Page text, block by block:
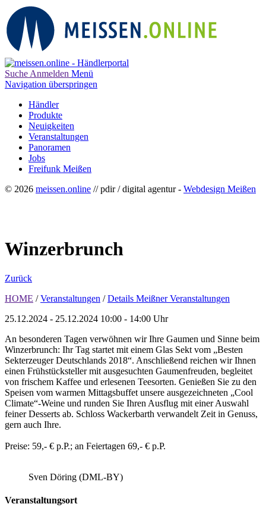
Suche Anmelden Menü
Navigation überspringen
Händler
Produkte
Neuigkeiten
Veranstaltungen
Panoramen
Jobs
Freifunk Meißen
© 2026 meissen.online // pdir / digital agentur - Webdesign Meißen
Winzerbrunch
Zurück
HOME / Veranstaltungen / Details Meißner Veranstaltungen
25.12.2024 - 25.12.2024 10:00 - 14:00 Uhr
An besonderen Tagen verwöhnen wir Ihre Gaumen und Sinne beim
Winzerbrunch: Ihr Tag startet mit einem Glas Sekt vom „Besten
Sekterzeuger Deutschlands 2018“. Anschließend reichen wir Ihnen
einen Frühstücksteller mit ausgesuchten Gaumenfreuden, begleitet
von frischem Kaffee und erlesenen Teesorten. Genießen Sie zu den
Speisen vom warmen Mittagsbuffet unsere ausgezeichneten „Cool
Climate“-Weine und runden Sie Ihren Ausflug mit einer Auswahl
feiner Desserts ab. Schloss Wackerbarth verwandelt Zeit in Genuss,
gern auch Ihre.
Preise: 59,- € p.P.; an Feiertagen 69,- € p.P.
Sven Döring (DML-BY)
Veranstaltungsort